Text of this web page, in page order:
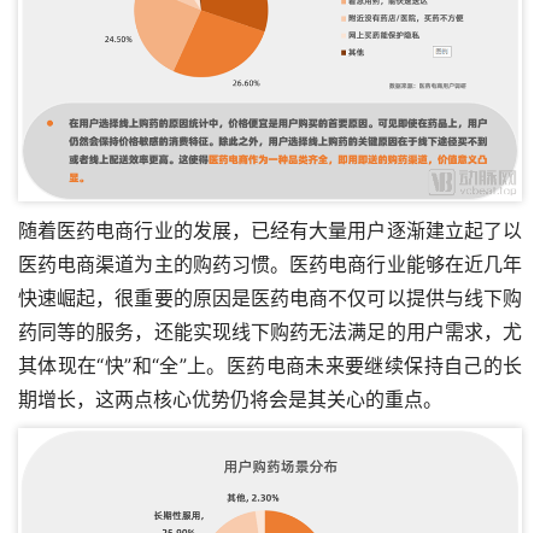
随着医药电商行业的发展，已经有大量用户逐渐建立起了以
医药电商渠道为主的购药习惯。医药电商行业能够在近几年
快速崛起，很重要的原因是医药电商不仅可以提供与线下购
药同等的服务，还能实现线下购药无法满足的用户需求，尤
其体现在“快”和“全”上。医药电商未来要继续保持自己的长
期增长，这两点核心优势仍将会是其关心的重点。